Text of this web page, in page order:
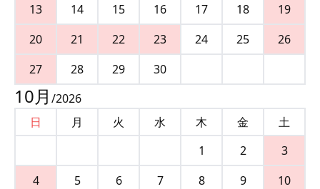
13
14 15 16 17 18
19
20
21 22 23 24 25
26
27
28 29 30
10月 /2026
日
月 火 水 木 金
土
1
2
3
4
5 6 7 8 9
10